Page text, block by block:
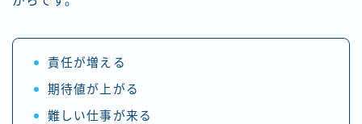
責任が増える
期待値が上がる
難しい仕事が来る